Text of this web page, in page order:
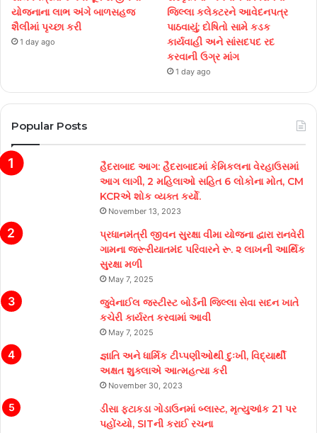
યોજનાના લાભ અંગે બાળસહજ
શૈલીમાં પૃચ્છા કરી
1 day ago
જિલ્લા કલેક્ટરને આવેદનપત્ર
પાઠવાયું; દોષિતો સામે કડક
કાર્યવાહી અને સાંસદપદ રદ
કરવાની ઉગ્ર માંગ
1 day ago
Popular Posts
હૈદરાબાદ આગ: હૈદરાબાદમાં કેમિકલના વેરહાઉસમાં
આગ લાગી, 2 મહિલાઓ સહિત 6 લોકોના મોત, CM
KCRએ શોક વ્યક્ત કર્યો.
November 13, 2023
પ્રધાનમંત્રી જીવન સુરક્ષા વીમા યોજના દ્વારા રાનવેરી
ગામના જરૂરીયાતમંદ પરિવારને રૂ. ૨ લાખની આર્થિક
સુરક્ષા મળી
May 7, 2025
જુવેનાઈલ જસ્ટીસ્ટ બોર્ડની જિલ્લા સેવા સદન ખાતે
કચેરી કાર્યરત કરવામાં આવી
May 7, 2025
જ્ઞાતિ અને ધાર્મિક ટીપ્પણીઓથી દુઃખી, વિદ્યાર્થી
અક્ષત શુક્લાએ આત્મહત્યા કરી
November 30, 2023
ડીસા ફટાકડા ગોડાઉનમાં બ્લાસ્ટ, મૃત્યુઆંક 21 પર
પહોંચ્યો, SITની કરાઈ રચના